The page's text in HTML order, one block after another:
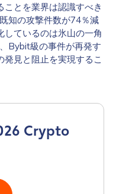
とを業界は認識すべき
知の攻撃件数が74％減
しているのは氷山の一角
Bybit級の事件が再発す
発見と阻止を実現するこ
Crypto